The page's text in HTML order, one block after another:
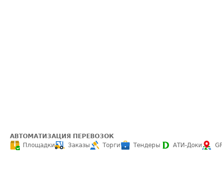
АВТОМАТИЗАЦИЯ ПЕРЕВОЗОК
Площадки
Заказы Торги Тендеры АТИ-Доки